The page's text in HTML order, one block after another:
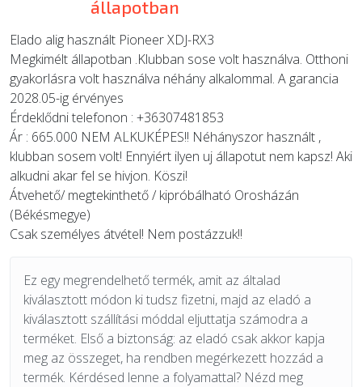
állapotban
Elado alig használt Pioneer XDJ-RX3
Megkimélt állapotban .Klubban sose volt használva. Otthoni
gyakorlásra volt használva néhány alkalommal. A garancia
2028.05-ig érvényes
Érdeklődni telefonon : +36307481853
Ár : 665.000 NEM ALKUKÉPES!! Néhányszor használt ,
klubban sosem volt! Ennyiért ilyen uj állapotut nem kapsz! Aki
alkudni akar fel se hivjon. Köszi!
Átvehető/ megtekinthető / kipróbálható Orosházán
(Békésmegye)
Csak személyes átvétel! Nem postázzuk!!
Ez egy megrendelhető termék, amit az általad
kiválasztott módon ki tudsz fizetni, majd az eladó a
kiválasztott szállítási móddal eljuttatja számodra a
terméket. Első a biztonság: az eladó csak akkor kapja
meg az összeget, ha rendben megérkezett hozzád a
termék. Kérdésed lenne a folyamattal? Nézd meg